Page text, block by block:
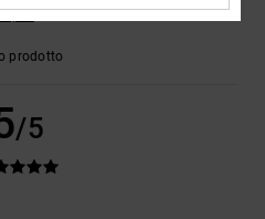
prodotto
/5